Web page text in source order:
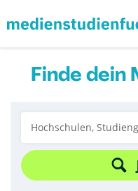
Finde dein